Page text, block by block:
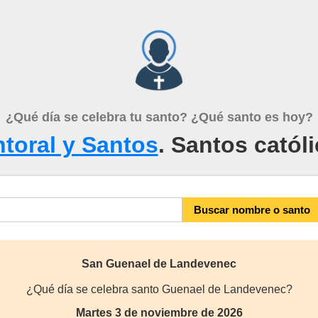
¿Qué día se celebra tu santo? ¿Qué santo es hoy?
y Santos. Santos
San Guenael de Landevenec
¿Qué día se celebra santo Guenael de Landevenec?
Martes 3 de noviembre de 2026